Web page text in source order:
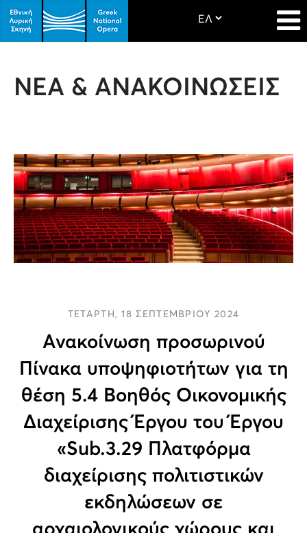
ΝΕΑ & ΑΝΑΚΟΙΝΩΣΕΙΣ
ΤΕΤΑΡΤΗ, 18 ΣΕΠΤΕΜΒΡΙΟΥ 2024
Ανακοίνωση προσωρινού
Πίνακα υποψηφιοτήτων για τη
θέση 5.4 Βοηθός Οικονομικής
Διαχείρισης Έργου του Έργου
«Sub.3.29 Πλατφόρμα
διαχείρισης πολιτιστικών
εκδηλώσεων σε